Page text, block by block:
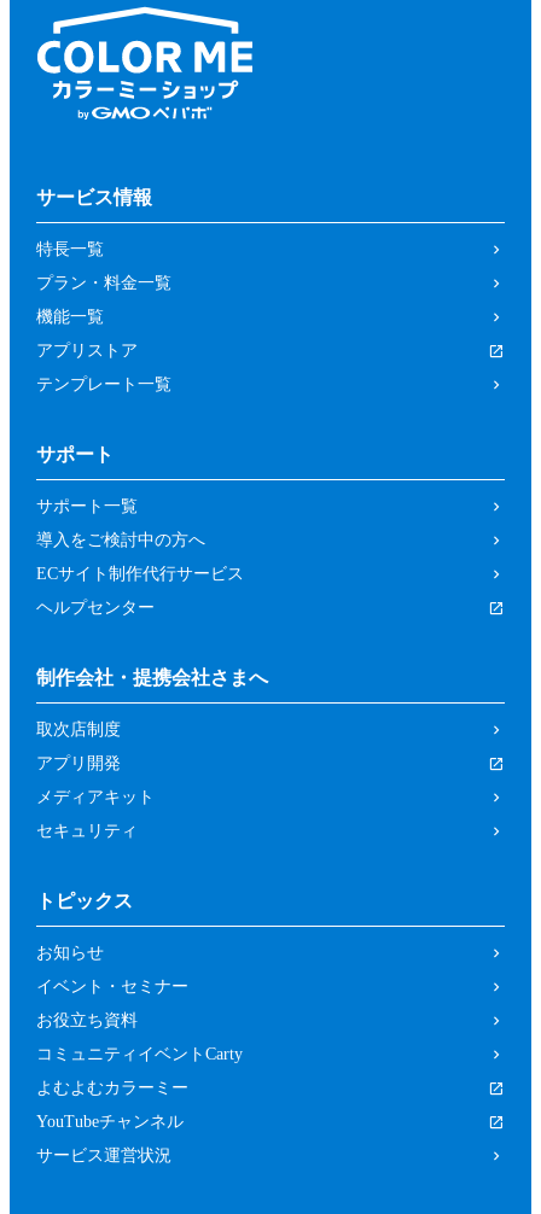
サービス情報
特長一覧
プラン・料金一覧
機能一覧
アプリストア
テンプレート一覧
サポート
サポート一覧
導入をご検討中の方へ
ECサイト制作代行サービス
ヘルプセンター
制作会社・提携会社さまへ
取次店制度
アプリ開発
メディアキット
セキュリティ
トピックス
お知らせ
イベント・セミナー
お役立ち資料
コミュニティイベントCarty
よむよむカラーミー
YouTubeチャンネル
サービス運営状況